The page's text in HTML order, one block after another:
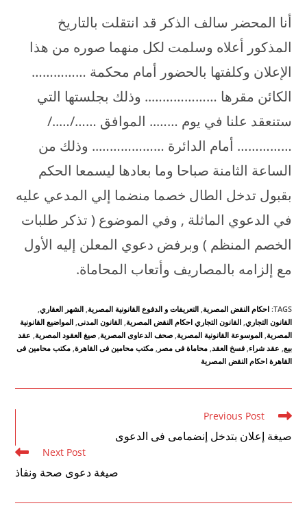
أنا المحضر سالف الذكر قد انتقلت بالتاريخ
المذكور أعلاه وسلمت لكل منهما صوره من هذا
الإعلان وكلفتها بالحضور أمام محكمة ……………
الكائن مقرها ……………….. وذلك بجلستها التي
ستنعقد علنا في يوم …….. الموافق ……/…../
…………… أمام الدائرة ……………….. وذلك من
الساعة الثامنة صباحا وما بعادها ليسمعا الحكم
بقبول تدخل الطال خصما منضما إلي المدعي عليه
في الدعوي الماثلة , وفي الموضوع ( تذكر طلبات
الخصم المنظم ) وبرفض دعوي المعلن إليه الأول
مع إلزامه بالمصاريف وأتعاب المحاماة.
TAGS
:احكام النقض المصرية, التعريفات و الدفوع القانونية المصرية, الشهر العقاري,
القانون التجاري, القانون التجاري احكام النقض المصرية, القانون المدنى, المواضيع القانونية
المصرية, الموسوعة القانونية المصرية, صحف الدعاوى المصرية, صيغ العقود المصرية, عقد
بيع, عقد شراء, فسخ العقد, محاماة فى مصر , مكتب محامين فى القاهرة, مكتب محامين فى
القاهرة احكام النقض المصرية
Read
articles
Previous Post
صيغة إعلان بتدخل إنضمامى فى الدعوى
Next Post
صيغة دعوى صحة ونفاذ